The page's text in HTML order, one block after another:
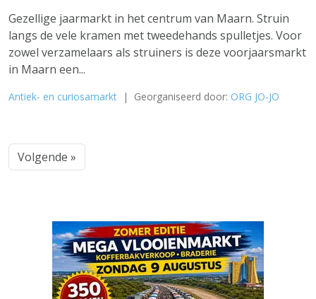
Gezellige jaarmarkt in het centrum van Maarn. Struin
langs de vele kramen met tweedehands spulletjes. Voor
zowel verzamelaars als struiners is deze voorjaarsmarkt
in Maarn een...
Antiek- en curiosamarkt | Georganiseerd door: ORG JO-JO
Volgende »